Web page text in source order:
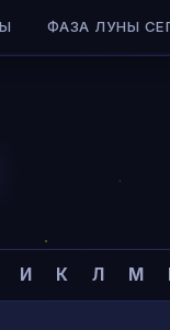
ФАЗА ЛУНЫ
И К Л М